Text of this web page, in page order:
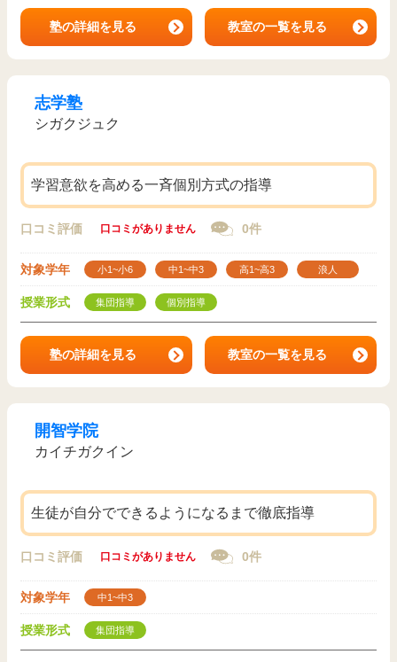
塾の詳細を見る 教室の一覧を見る
志学塾
シガクジュク
学習意欲を高める一斉個別方式の指導
口コミ評価 口コミがありません 0件
対象学年 小1~小6 中1~中3 高1~高3 浪人
授業形式 集団指導 個別指導
塾の詳細を見る 教室の一覧を見る
開智学院
カイチガクイン
生徒が自分でできるようになるまで徹底指導
口コミ評価 口コミがありません 0件
対象学年 中1~中3
授業形式 集団指導